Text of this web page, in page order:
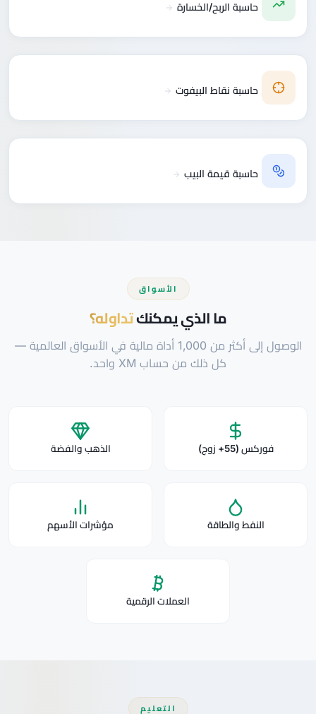
حاسبة الربح/الخسارة
حاسبة نقاط البيفوت
حاسبة قيمة البيب
الأسواق
ما الذي يمكنكتداوله؟
الوصول إلى أكثر من 1,000 أداة مالية في الأسواق العالمية —
كل ذلك من حساب XM واحد.
فوركس (55+ زوج) الذهب والفضة
النفط والطاقة مؤشرات الأسهم
العملات الرقمية
التعليم